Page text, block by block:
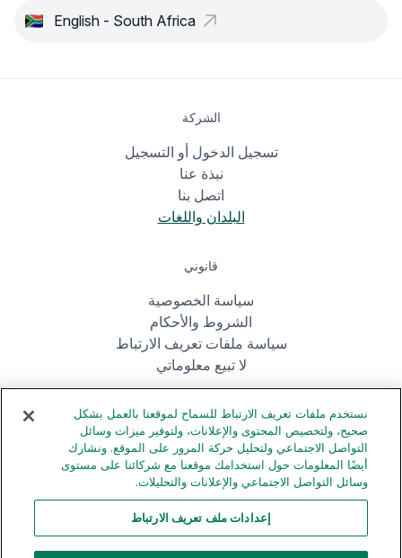
English - South Africa
الشركة
تسجيل الدخول أو التسجيل
نبذة عنا
اتصل بنا
البلدان واللغات
قانوني
سياسة الخصوصية
الشروط والأحكام
سياسة ملفات تعريف الارتباط
لا تبيع معلوماتي
احصل على التطبيق
نستخدم ملفات تعريف الارتباط للسماح لموقعنا بالعمل بشكل
صحيح، ولتخصيص المحتوى والإعلانات، ولتوفير ميزات وسائل
التواصل الاجتماعي ولتحليل حركة المرور على الموقع. ونشارك
أيضًا المعلومات حول استخدامك موقعنا مع شركائنا على مستوى
وسائل التواصل الاجتماعي والإعلانات والتحليلات.
إعدادات ملف تعريف الارتباط